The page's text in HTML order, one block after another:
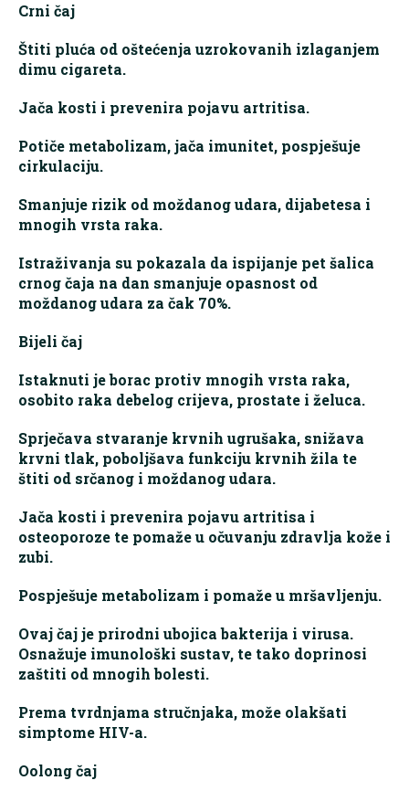
Crni čaj
Štiti pluća od oštećenja uzrokovanih izlaganjem
dimu cigareta.
Jača kosti i prevenira pojavu artritisa.
Potiče metabolizam, jača imunitet, pospješuje
cirkulaciju.
Smanjuje rizik od moždanog udara, dijabetesa i
mnogih vrsta raka.
Istraživanja su pokazala da ispijanje pet šalica
crnog čaja na dan smanjuje opasnost od
moždanog udara za čak 70%.
Bijeli čaj
Istaknuti je borac protiv mnogih vrsta raka,
osobito raka debelog crijeva, prostate i želuca.
Sprječava stvaranje krvnih ugrušaka, snižava
krvni tlak, poboljšava funkciju krvnih žila te
štiti od srčanog i moždanog udara.
Jača kosti i prevenira pojavu artritisa i
osteoporoze te pomaže u očuvanju zdravlja kože i
zubi.
Pospješuje metabolizam i pomaže u mršavljenju.
Ovaj čaj je prirodni ubojica bakterija i virusa.
Osnažuje imunološki sustav, te tako doprinosi
zaštiti od mnogih bolesti.
Prema tvrdnjama stručnjaka, može olakšati
simptome HIV-a.
Oolong čaj